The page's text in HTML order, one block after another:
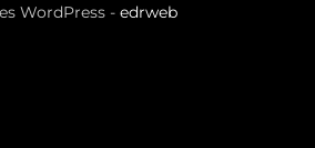
WordPress - edrweb